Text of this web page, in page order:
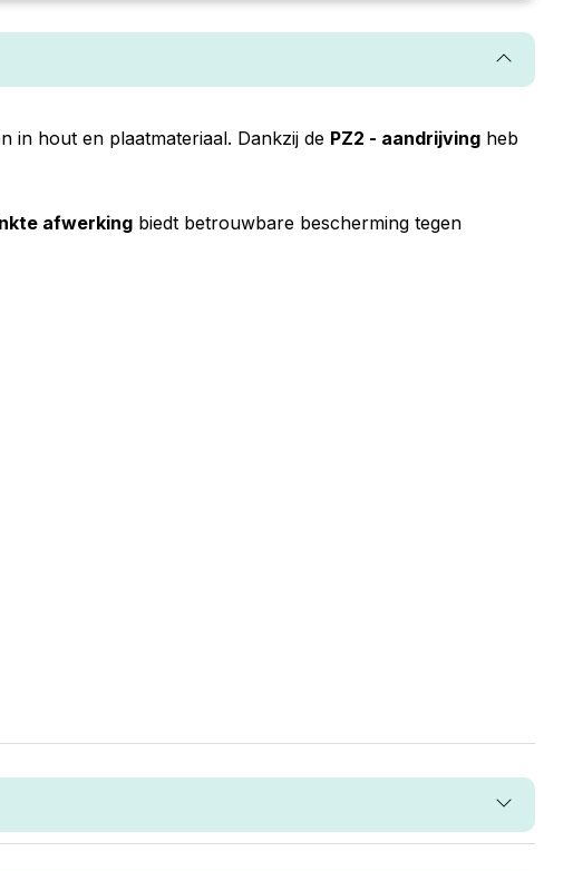
in hout en plaatmateriaal. Dankzij de PZ2 - aandrijvingheb
afwerkingbiedt betrouwbare bescherming tegen